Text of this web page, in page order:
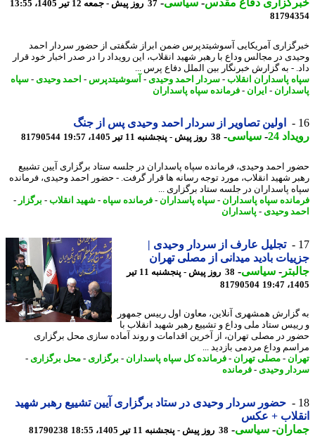
دفاع مقدس-سیاسی-37 روز پیش - جمعه 12 تیر 1405، 13:55
آمریکایی آسوشیتدپرس ضمن ابراز شگفتی از حضور سردار احمد
در مجالس وداع با رهبر شهید انقلاب، این رویداد را در صدر اخبار خود قرار
- به گزارش خبرنگار بین الملل دفاع پرس ...
پاسداران انقلاب-سردار احمد وحیدی-آسوشیتدپرس-احمد وحیدی-سپاه
- ایران - فرمانده سپاه پاسداران
اولین تصاویر از سردار احمد وحیدی پس از جنگ
24
-سیاسی-38 روز پیش - پنجشنبه 11 تیر 1405، 19:57 81790544
احمد وحیدی، فرمانده سپاه پاسداران در جلسه ستاد برگزاری آیین تشییع
شهید انقلاب، مورد توجه رسانه ها قرار گرفت. - حضور احمد وحیدی، فرمانده
پاسداران در جلسه ستاد برگزاری ...
سپاه پاسداران - سپاه پاسداران - فرمانده سپاه-شهید انقلاب-برگزار -
وحیدی-پاسداران
تجلیل عارف از سردار وحیدی |
بادید میدانی از مصلی تهران
-سیاسی-
38 روز پیش - پنجشنبه 11 تیر
81790504
همشهری آنلاین، معاون اول رییس جمهور
ستاد ملی وداع و تشییع رهبر شهید انقلاب با
در مصلی تهران، از آخرین اقدامات و روند آماده سازی محل برگزاری
وداع مردمی بازدید ...
- مصلی تهران- فرمانده کل سپاه پاسداران - برگزاری - محل برگزاری
وحیدی-فرمانده
حضور سردار وحیدی در ستاد برگزاری آیین تشییع رهبر شهید
+ عکس
- سیاسی-38 روز پیش - پنجشنبه 11 تیر 1405، 18:55 81790238